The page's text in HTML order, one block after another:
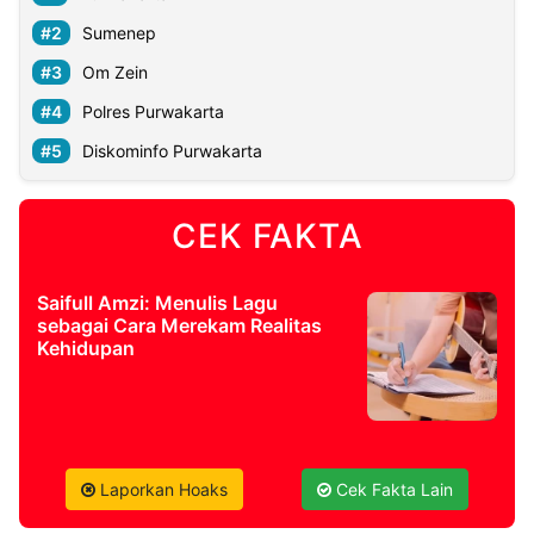
Sumenep
Om Zein
Polres Purwakarta
Diskominfo Purwakarta
CEK FAKTA
Saifull Amzi: Menulis Lagu
sebagai Cara Merekam Realitas
Kehidupan
Laporkan Hoaks Cek Fakta Lain